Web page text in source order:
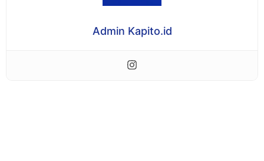
Admin Kapito.id